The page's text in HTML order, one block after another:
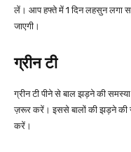
लें। आप हफ्ते में 1 दिन लहसुन लगा
जाएगी।
ग्रीन टी
ग्रीन टी पीने से बाल झड़ने की समस्या
ज़रूर करें। इससे बालों की झड़ने की
करें।